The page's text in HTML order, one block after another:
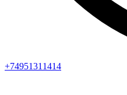
+74951311414